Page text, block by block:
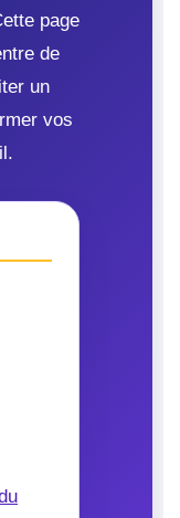
page
de
un
vos